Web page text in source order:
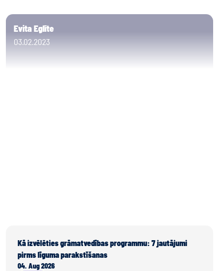
Evita Eglīte
03.02.2023
Kā izvēlēties grāmatvedības programmu: 7 jautājumi
pirms līguma parakstīšanas
04. Aug 2026